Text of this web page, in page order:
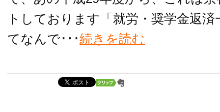
トしております「就労・奨学金返
てなんで･･･続きを読む